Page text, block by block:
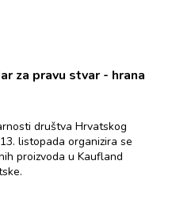
za pravu stvar - hrana
društva Hrvatskog
listopada organizira se
proizvoda u Kaufland